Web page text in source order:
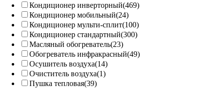
Кондиционер инверторный(469)
Кондиционер мобильный(24)
Кондиционер мульти-сплит(100)
Кондиционер стандартный(300)
Масляный обогреватель(23)
Обогреватель инфракрасный(49)
Осушитель воздуха(14)
Очиститель воздуха(1)
Пушка тепловая(39)